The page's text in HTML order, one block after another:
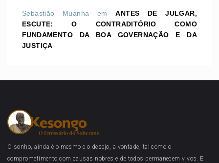
Sebastião Muanha emANTES DE JULGAR,
ESCUTE: O CONTRADITÓRIO COMO
FUNDAMENTO DA BOA GOVERNAÇÃO E DA
JUSTIÇA
O sonho, ainda é o mesmo e o desejo, a vontade, tal como o
comprometimento com causas nobres e de todos permanecem vivos. E